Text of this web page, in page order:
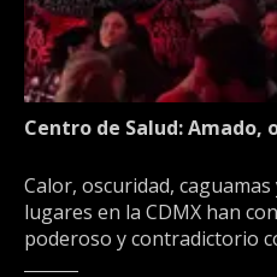
Centro de Salud: Amado,
Calor, oscuridad,
lugares en la CDMX han
poderoso y contradictorio